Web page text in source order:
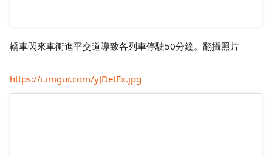
轎車閃來車衝進平交道導致各列車停駛50分鐘。翻攝照片
https://i.imgur.com/yJDetFx.jpg